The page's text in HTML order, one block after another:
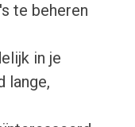
te beheren
in je
lange,